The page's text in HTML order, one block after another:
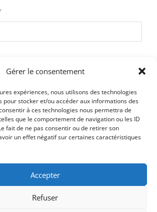
Gérer le consentement
expériences, nous utilisons des technologies
pour stocker et/ou accéder aux informations des
à ces technologies nous permettra de
que le comportement de navigation ou les ID
fait de ne pas consentir ou de retirer son
un effet négatif sur certaines caractéristiques
Accepter
Refuser
Mot de passe oublié ?